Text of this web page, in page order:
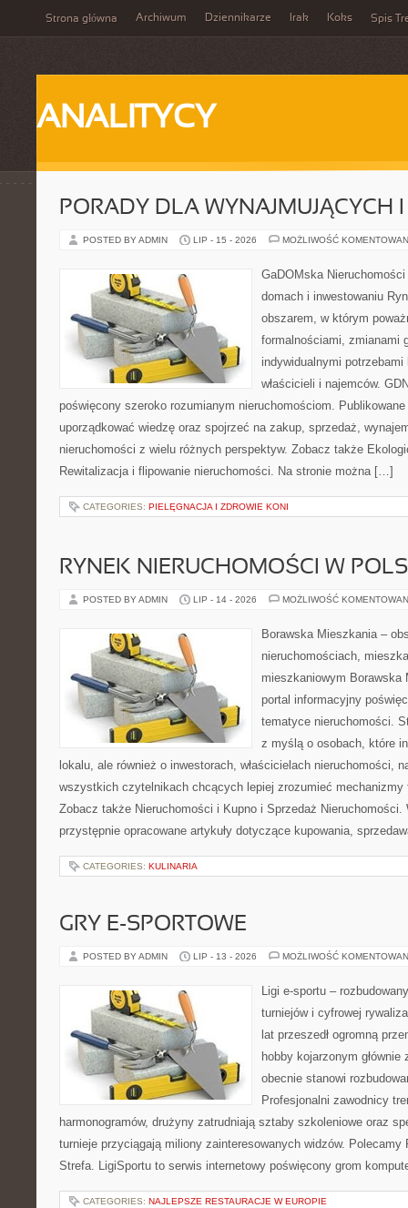
Strona główna Archiwum Dziennikarze Irak Koks Spis
ANALITYCY
PORADY DLA WYNAJMUJĄCYCH
POSTED BY ADMIN LIP - 15 - 2026 MOŻLIWOŚĆ
GaDOMska
domach i inwestowaniu
obszarem, w którym
formalnościami, zmianami
indywidualnymi
właścicieli i najemców.
poświęcony szeroko rozumianym nieruchomościom. Publikowane
uporządkować wiedzę oraz spojrzeć na zakup, sprzedaż,
nieruchomości z wielu różnych perspektyw. Zobacz także
Rewitalizacja i flipowanie nieruchomości. Na stronie można […]
CATEGORIES: PIELĘGNACJA I ZDROWIE KONI
RYNEK NIERUCHOMOŚCI W
POSTED BY ADMIN LIP - 14 - 2026 MOŻLIWOŚĆ
Borawska Mieszkania –
nieruchomościach,
mieszkaniowym Borawska
portal informacyjny
tematyce nieruchomości.
z myślą o osobach, które
lokalu, ale również o inwestorach, właścicielach nieruchomości,
wszystkich czytelnikach chcących lepiej zrozumieć mechanizmy
Zobacz także Nieruchomości i Kupno i Sprzedaż
przystępnie opracowane artykuły dotyczące kupowania,
CATEGORIES: KULINARIA
GRY E-SPORTOWE
POSTED BY ADMIN LIP - 13 - 2026 MOŻLIWOŚĆ
Ligi e-sportu –
turniejów i cyfrowej
lat przeszedł ogromną
hobby kojarzonym
obecnie stanowi
Profesjonalni zawodnicy
harmonogramów, drużyny zatrudniają sztaby szkoleniowe oraz
turnieje przyciągają miliony zainteresowanych widzów.
Strefa. LigiSportu to serwis internetowy poświęcony grom
CATEGORIES: NAJLEPSZE RESTAURACJE W EUROPIE